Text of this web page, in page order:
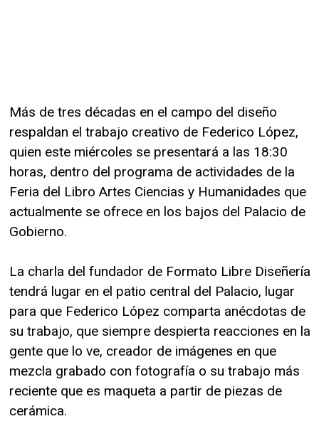
Más de tres décadas en el campo del diseño
respaldan el trabajo creativo de Federico López,
quien este miércoles se presentará a las 18:30
horas, dentro del programa de actividades de la
Feria del Libro Artes Ciencias y Humanidades que
actualmente se ofrece en los bajos del Palacio de
Gobierno.
La charla del fundador de Formato Libre Diseñería
tendrá lugar en el patio central del Palacio, lugar
para que Federico López comparta anécdotas de
su trabajo, que siempre despierta reacciones en la
gente que lo ve, creador de imágenes en que
mezcla grabado con fotografía o su trabajo más
reciente que es maqueta a partir de piezas de
cerámica.